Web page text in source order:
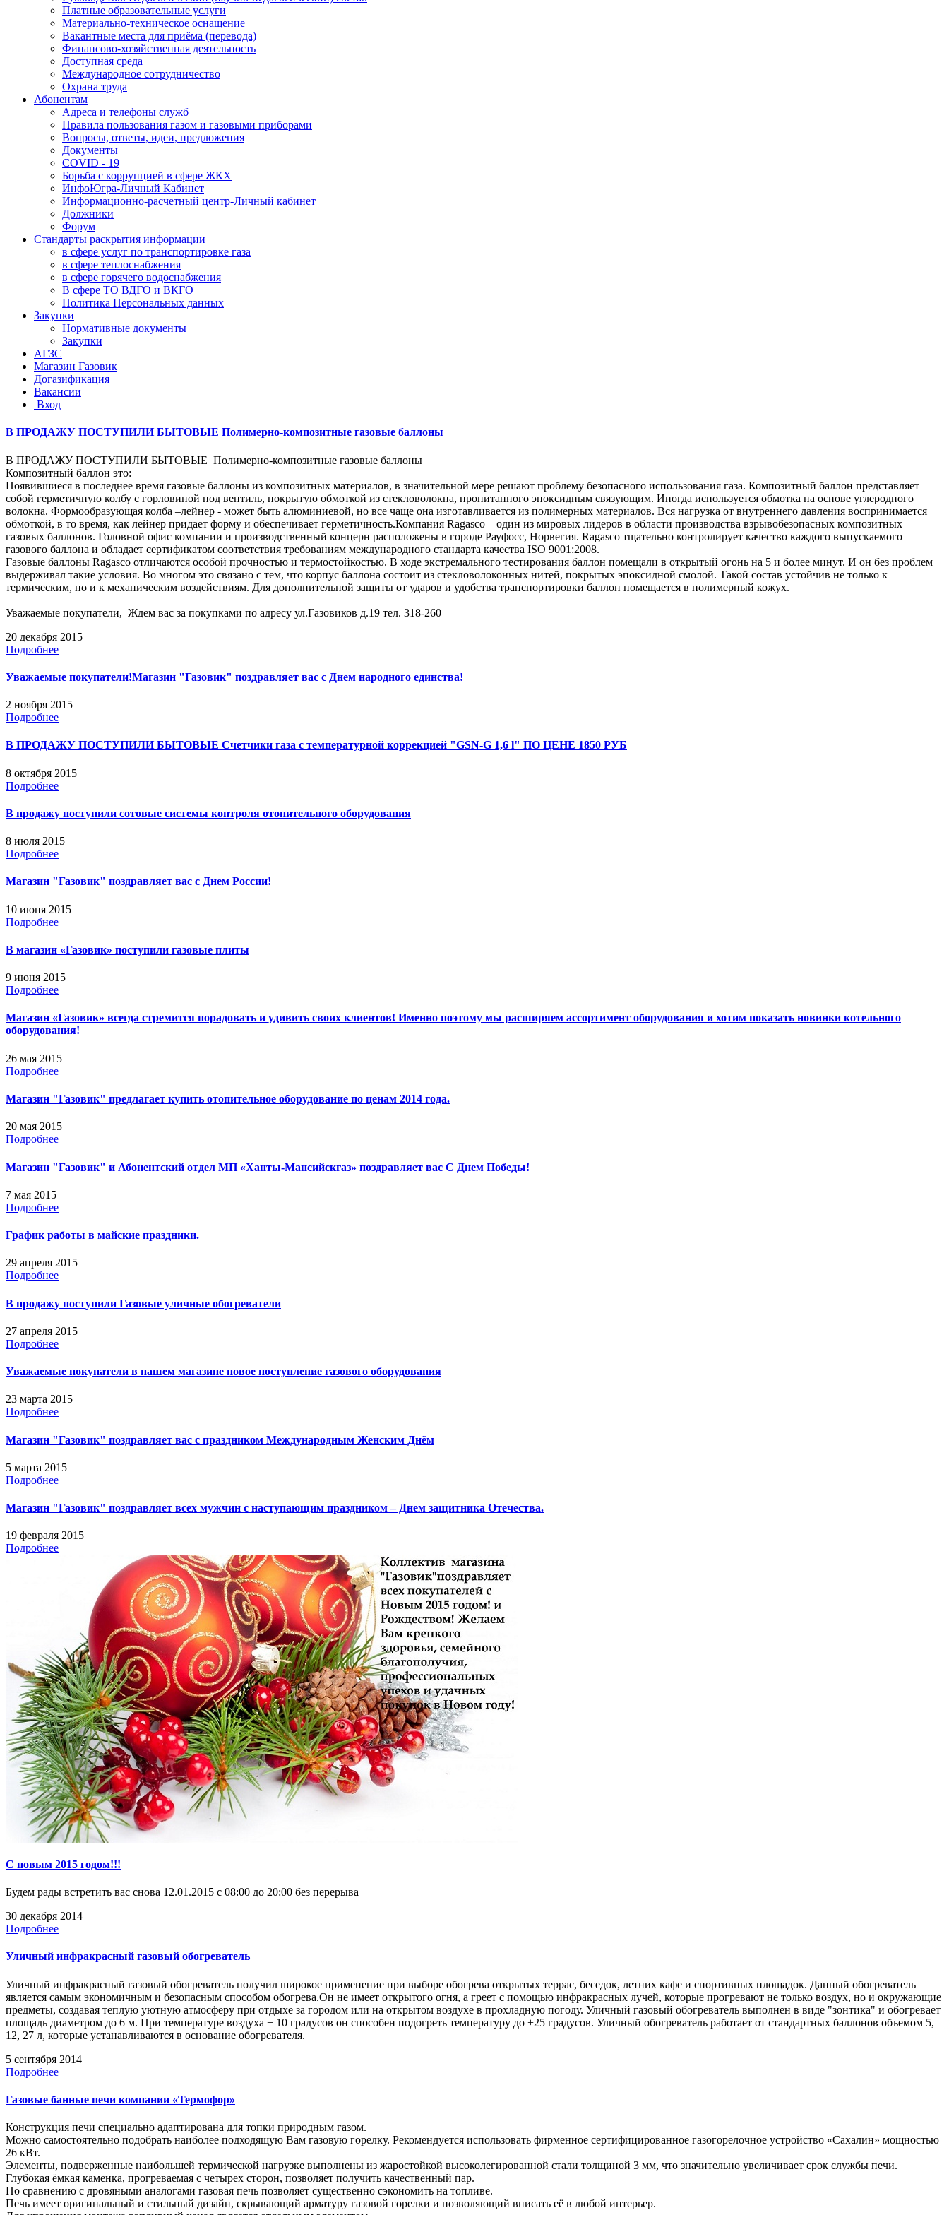
Платные образовательные услуги
Материально-техническое оснащение
Вакантные места для приёма (перевода)
Финансово-хозяйственная деятельность
Доступная среда
Международное сотрудничество
Охрана труда
Абонентам
Адреса и телефоны служб
Правила пользования газом и газовыми приборами
Вопросы, ответы, идеи, предложения
Документы
COVID - 19
Борьба с коррупцией в сфере ЖКХ
ИнфоЮгра-Личный Кабинет
Информационно-расчетный центр-Личный кабинет
Должники
Форум
Стандарты раскрытия информации
в сфере услуг по транспортировке газа
в сфере теплоснабжения
в сфере горячего водоснабжения
В сфере ТО ВДГО и ВКГО
Политика Персональных данных
Закупки
Нормативные документы
Закупки
АГЗС
Магазин Газовик
Догазификация
Вакансии
Вход
В ПРОДАЖУ ПОСТУПИЛИ БЫТОВЫЕ Полимерно-композитные газовые баллоны
В ПРОДАЖУ ПОСТУПИЛИ БЫТОВЫЕ Полимерно-композитные газовые баллоны
Композитный баллон это:
Появившиеся в последнее время газовые баллоны из композитных материалов, в значительной мере решают проблему безопасного использования газа. Композитный баллон представляет
собой герметичную колбу с горловиной под вентиль, покрытую обмоткой из стекловолокна, пропитанного эпоксидным связующим. Иногда используется обмотка на основе углеродного
волокна. Формообразующая колба –лейнер - может быть алюминиевой, но все чаще она изготавливается из полимерных материалов. Вся нагрузка от внутреннего давления воспринимается
обмоткой, в то время, как лейнер придает форму и обеспечивает герметичность.Компания Ragasco – один из мировых лидеров в области производства взрывобезопасных композитных
газовых баллонов. Головной офис компании и производственный концерн расположены в городе Рауфосс, Норвегия. Ragasco тщательно контролирует качество каждого выпускаемого
газового баллона и обладает сертификатом соответствия требованиям международного стандарта качества ISO 9001:2008.
Газовые баллоны Ragasco отличаются особой прочностью и термостойкостью. В ходе экстремального тестирования баллон помещали в открытый огонь на 5 и более минут. И он без проблем
выдерживал такие условия. Во многом это связано с тем, что корпус баллона состоит из стекловолоконных нитей, покрытых эпоксидной смолой. Такой состав устойчив не только к
термическим, но и к механическим воздействиям. Для дополнительной защиты от ударов и удобства транспортировки баллон помещается в полимерный кожух.
Уважаемые покупатели, Ждем вас за покупками по адресу ул.Газовиков д.19 тел. 318-260
20 декабря 2015
Подробнее
Уважаемые покупатели!Магазин "Газовик" поздравляет вас с Днем народного единства!
2 ноября 2015
Подробнее
В ПРОДАЖУ ПОСТУПИЛИ БЫТОВЫЕ Счетчики газа с температурной коррекцией "GSN-G 1,6 l" ПО ЦЕНЕ 1850 РУБ
8 октября 2015
Подробнее
В продажу поступили сотовые системы контроля отопительного оборудования
8 июля 2015
Подробнее
Магазин "Газовик" поздравляет вас с Днем России!
10 июня 2015
Подробнее
В магазин «Газовик» поступили газовые плиты
9 июня 2015
Подробнее
Магазин «Газовик» всегда стремится порадовать и удивить своих клиентов! Именно поэтому мы расширяем ассортимент оборудования и хотим показать новинки котельного
оборудования!
26 мая 2015
Подробнее
Магазин "Газовик" предлагает купить отопительное оборудование по ценам 2014 года.
20 мая 2015
Подробнее
Магазин "Газовик" и Абонентский отдел МП «Ханты-Мансийскгаз» поздравляет вас С Днем Победы!
7 мая 2015
Подробнее
График работы в майские праздники.
29 апреля 2015
Подробнее
В продажу поступили Газовые уличные обогреватели
27 апреля 2015
Подробнее
Уважаемые покупатели в нашем магазине новое поступление газового оборудования
23 марта 2015
Подробнее
Магазин "Газовик" поздравляет вас с праздником Международным Женским Днём
5 марта 2015
Подробнее
Магазин "Газовик" поздравляет всех мужчин с наступающим праздником – Днем защитника Отечества.
19 февраля 2015
Подробнее
С новым 2015 годом!!!
Будем рады встретить вас снова 12.01.2015 с 08:00 до 20:00 без перерыва
30 декабря 2014
Подробнее
Уличный инфракрасный газовый обогреватель
Уличный инфракрасный газовый обогреватель получил широкое применение при выборе обогрева открытых террас, беседок, летних кафе и спортивных площадок. Данный обогреватель
является самым экономичным и безопасным способом обогрева.Он не имеет открытого огня, а греет с помощью инфракрасных лучей, которые прогревают не только воздух, но и окружающие
предметы, создавая теплую уютную атмосферу при отдыхе за городом или на открытом воздухе в прохладную погоду. Уличный газовый обогреватель выполнен в виде "зонтика" и обогревает
площадь диаметром до 6 м. При температуре воздуха + 10 градусов он способен подогреть температуру до +25 градусов. Уличный обогреватель работает от стандартных баллонов объемом 5,
12, 27 л, которые устанавливаются в основание обогревателя.
5 сентября 2014
Подробнее
Газовые банные печи компании «Термофор»
Конструкция печи специально адаптирована для топки природным газом.
Можно самостоятельно подобрать наиболее подходящую Вам газовую горелку. Рекомендуется использовать фирменное сертифицированное газогорелочное устройство «Сахалин» мощностью
26 кВт.
Элементы, подверженные наибольшей термической нагрузке выполнены из жаростойкой высоколегированной стали толщиной 3 мм, что значительно увеличивает срок службы печи.
Глубокая ёмкая каменка, прогреваемая с четырех сторон, позволяет получить качественный пар.
По сравнению с дровяными аналогами газовая печь позволяет существенно сэкономить на топливе.
Печь имеет оригинальный и стильный дизайн, скрывающий арматуру газовой горелки и позволяющий вписать её в любой интерьер.